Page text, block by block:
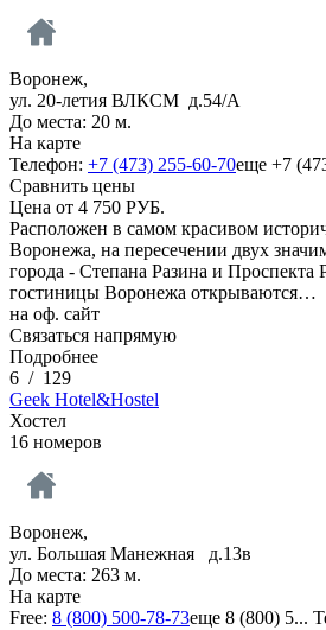
Воронеж,
ул. 20-летия ВЛКСМ д.54/А
До места: 20 м.
На карте
Телефон: +7 (473) 255-60-70еще +7
Сравнить цены
Цена от 4 750 РУБ.
Расположен в самом красивом
Воронежа, на пересечении двух
города - Степана Разина и
гостиницы Воронежа открываются…
на оф. сайт
Связаться напрямую
Подробнее
6 / 129
Geek Hotel&Hostel
Хостел
16 номеров
Воронеж,
ул. Большая Манежная д.13в
До места: 263 м.
На карте
Free: 8 (800) 500-78-73еще 8 (800) 5...